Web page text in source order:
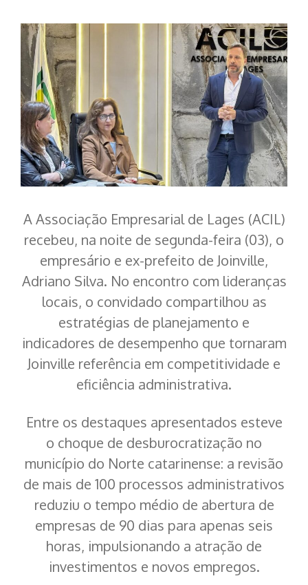
A Associação Empresarial de Lages (ACIL)
recebeu, na noite de segunda-feira (03), o
empresário e ex-prefeito de Joinville,
Adriano Silva. No encontro com lideranças
locais, o convidado compartilhou as
estratégias de planejamento e
indicadores de desempenho que tornaram
Joinville referência em competitividade e
eficiência administrativa.
Entre os destaques apresentados esteve
o choque de desburocratização no
município do Norte catarinense: a revisão
de mais de 100 processos administrativos
reduziu o tempo médio de abertura de
empresas de 90 dias para apenas seis
horas, impulsionando a atração de
investimentos e novos empregos.